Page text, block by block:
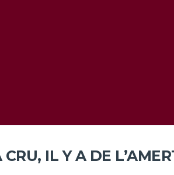
IL Y A DE